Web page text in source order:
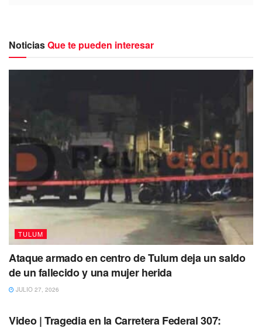
por suingenioso servicio drive-thru,
característica que la ha distinguido y sobre todo
poderosa
para diferenciarse de la competencia, desde la
presentación de productos hasta la experiencia del cliente,
las pymes pueden destacar mediante ideas
innovadoras que sorprendan y deleitena los
consumidores. Esto además puede incluir desdediseños
únicos de empaque hasta eventos interactivos en el
punto de venta,creando experiencias memorables que
generen un vínculo emocional con el negocio.
NoticiasQue te pueden interesar
TULUM
Ataque armado en centro de Tulum deja un saldo
de un fallecido y una mujer herida
JULIO 27, 2026
Video | Tragedia en la Carretera Federal 307: